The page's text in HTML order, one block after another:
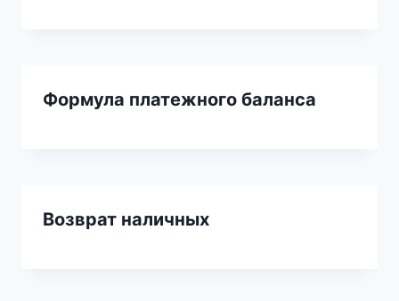
Формула платежного баланса
Возврат наличных